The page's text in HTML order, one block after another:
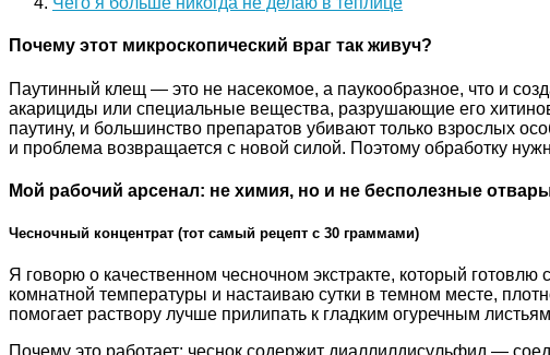
Почему этот микроскопический враг так живуч?
Паутинный клещ — это не насекомое, а паукообразное, что и
акарициды или специальные вещества, разрушающие его
паутину, и большинство препаратов убивают только взрослых
и проблема возвращается с новой силой. Поэтому обработку
Мой рабочий арсенал: не химия, но и не бесполезные
Чесночный концентрат (тот самый рецепт с 30 граммами)
Я говорю о качественном чесночном экстракте, который
комнатной температуры и настаиваю сутки в темном месте,
помогает раствору лучше прилипать к гладким огуречным